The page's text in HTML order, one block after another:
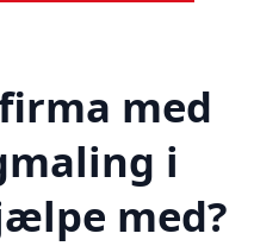
med
i
med?